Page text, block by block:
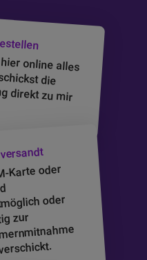
online alles
schickst die
direkt zu mir
Karte oder
oder
zur